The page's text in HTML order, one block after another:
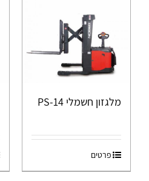
מלגזון חשמלי PS-14
פרטים